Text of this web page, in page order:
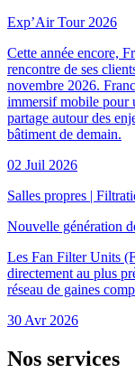
Exp’Air Tour 2026
Cette année encore,
rencontre de ses
novembre 2026.
immersif mobile pour
partage autour des
bâtiment de demain.
02 Juil 2026
Salles propres |
Nouvelle génération
Les Fan Filter Units
directement au plus
réseau de gaines
30 Avr 2026
Nos services